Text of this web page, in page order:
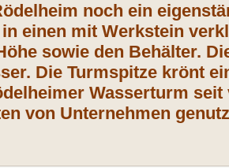
noch ein
einen mit Werkstein
sowie den Behälter.
Die Turmspitze krönt
Wasserturm seit
von Unternehmen